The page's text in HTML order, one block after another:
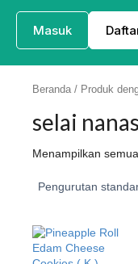
Masuk
Beranda / Produk
selai
Menampilkan